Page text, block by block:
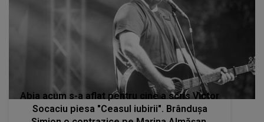
Abia acum s-a aflat pentru cine a scris Victor
Socaciu piesa "Ceasul iubirii". Brândușa